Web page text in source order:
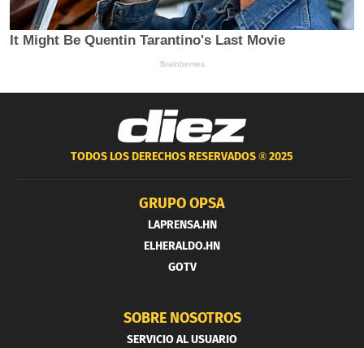
TODOS LOS DERECHOS RESERVADOS ®2025
GRUPO OPSA
LAPRENSA.HN
ELHERALDO.HN
GOTV
SOBRE NOSOTROS
SERVICIO AL USUARIO